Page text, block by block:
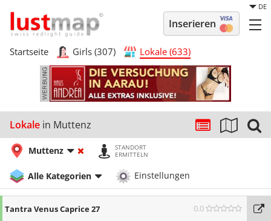
DE
Inserieren
Startseite Girls (307) Lokale (633)
Lokale in Muttenz
Muttenz
STANDORT
ERMITTELN
Alle Kategorien Einstellungen
Tantra Venus Caprice 27
0.0